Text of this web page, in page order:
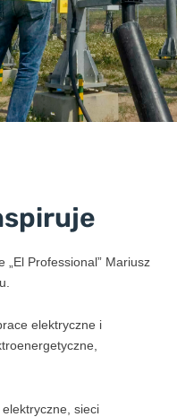
„El Professional” Mariusz
elektryczne i
sieci